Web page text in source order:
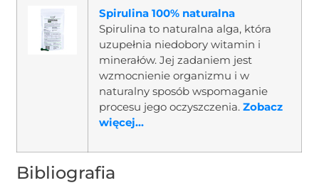
Spirulina 100% naturalna
Spirulina to naturalna alga, która
uzupełnia niedobory witamin i
minerałów. Jej zadaniem jest
wzmocnienie organizmu i w
naturalny sposób wspomaganie
procesu jego oczyszczenia.Zobacz
więcej...
Bibliografia